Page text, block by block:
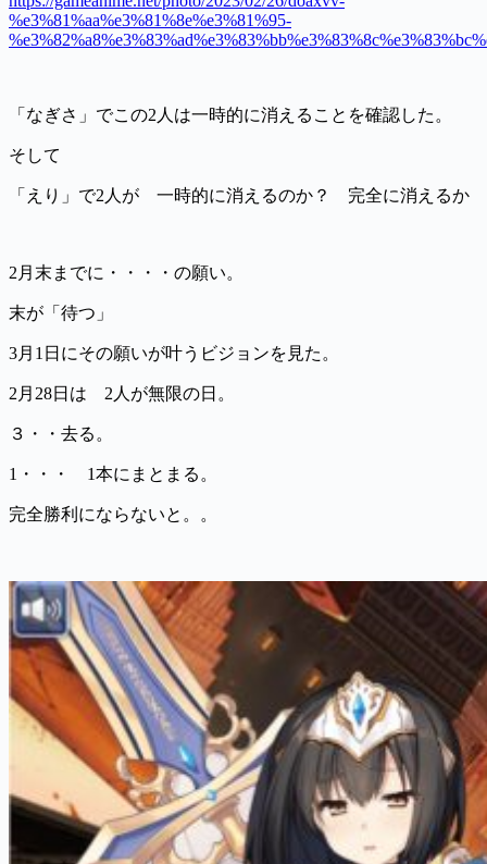
%e3%81%aa%e3%81%8e%e3%81%95-
「なぎさ」でこの2人は一時的に消えることを確認した。
そして
「えり」で2人が 一時的に消えるのか？ 完全に消えるか
2月末までに・・・・の願い。
末が「待つ」
3月1日にその願いが叶うビジョンを見た。
2月28日は 2人が無限の日。
３・・去る。
1・・・ 1本にまとまる。
完全勝利にならないと。。